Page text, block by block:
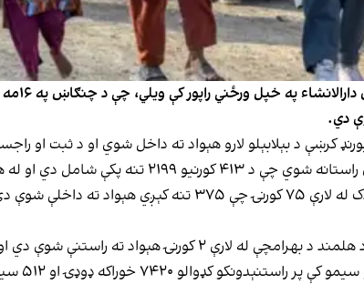
کرښې د بېلابېلو لارو هېواد ته داخل شوي او د ثبت او